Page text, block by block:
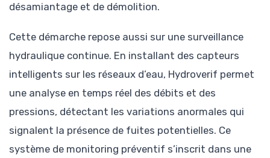
désamiantage et de démolition.
Cette démarche repose aussi sur une surveillance
hydraulique continue. En installant des capteurs
intelligents sur les réseaux d’eau, Hydroverif permet
une analyse en temps réel des débits et des
pressions, détectant les variations anormales qui
signalent la présence de fuites potentielles. Ce
système de monitoring préventif s’inscrit dans une